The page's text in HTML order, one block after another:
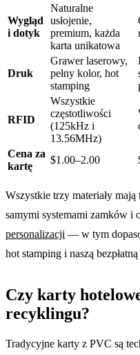
Wygląd
i dotyk
Naturalne
usłojenie,
premium, każda
karta unikatowa
Druk
Grawer laserowy,
pełny kolor, hot
stamping
RFID
Wszystkie
częstotliwości
(125kHz i
13.56MHz)
Cena za
kartę
$1.00–2.00
Wszystkie trzy materiały
samymi systemami zamków i
personalizacji — w tym
hot stamping i naszą
Czy karty
recyklingu?
Tradycyjne karty z PVC są